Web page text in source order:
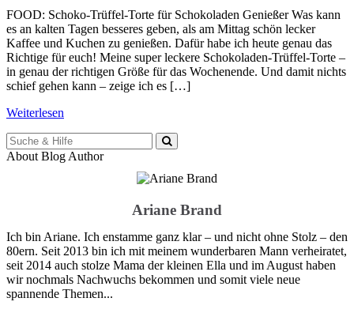
FOOD: Schoko-Trüffel-Torte für Schokoladen Genießer Was kann
es an kalten Tagen besseres geben, als am Mittag schön lecker
Kaffee und Kuchen zu genießen. Dafür habe ich heute genau das
Richtige für euch! Meine super leckere Schokoladen-Trüffel-Torte –
in genau der richtigen Größe für das Wochenende. Und damit nichts
schief gehen kann – zeige ich es […]
Weiterlesen
Suche
für:
About Blog Author
Ariane Brand
Ich bin Ariane. Ich enstamme ganz klar – und nicht ohne Stolz – den
80ern. Seit 2013 bin ich mit meinem wunderbaren Mann verheiratet,
seit 2014 auch stolze Mama der kleinen Ella und im August haben
wir nochmals Nachwuchs bekommen und somit viele neue
spannende Themen...